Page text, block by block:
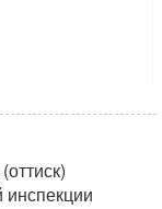
инспекции